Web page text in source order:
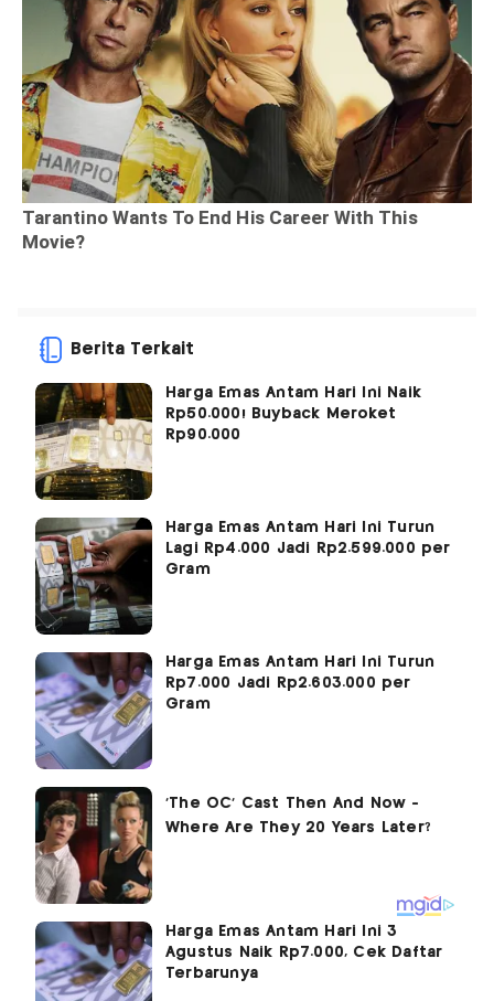
Berita Terkait
Harga Emas Antam Hari Ini Naik
Rp50.000! Buyback Meroket
Rp90.000
Harga Emas Antam Hari Ini Turun
Lagi Rp4.000 Jadi Rp2.599.000 per
Gram
Harga Emas Antam Hari Ini Turun
Rp7.000 Jadi Rp2.603.000 per
Gram
Harga Emas Antam Hari Ini 3
Agustus Naik Rp7.000, Cek Daftar
Terbarunya